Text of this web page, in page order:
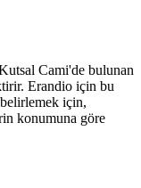
Cami'de bulunan
Erandio için bu
için,
konumuna göre